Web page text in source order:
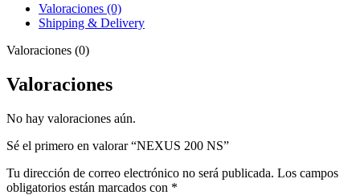
Valoraciones (0)
Shipping & Delivery
Valoraciones (0)
Valoraciones
No hay valoraciones aún.
Sé el primero en valorar “NEXUS 200 NS”
Tu dirección de correo electrónico no será publicada. Los campos
obligatorios están marcados con *